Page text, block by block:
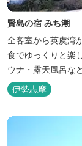
賢島の宿 みち潮
全客室から英虞湾
食でゆっくりと楽
ウナ・露天風呂な
いて5分と好立地で
伊勢志摩